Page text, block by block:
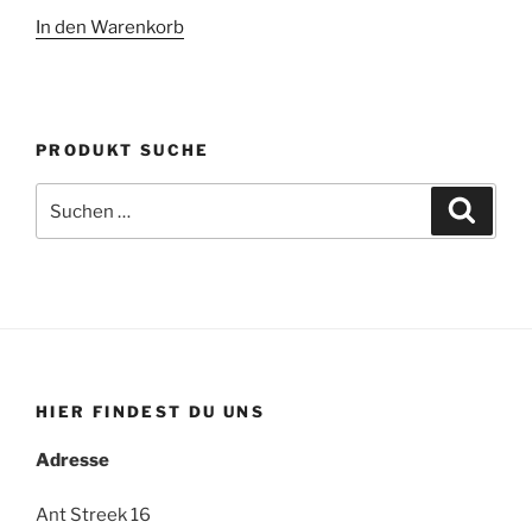
In den Warenkorb
PRODUKT SUCHE
nach:
HIER FINDEST DU UNS
Adresse
Ant Streek 16